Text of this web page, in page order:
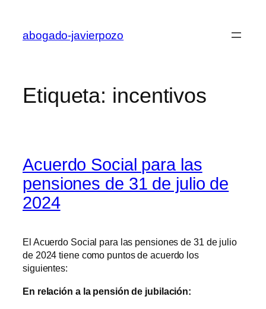
contenido
abogado-javierpozo
Etiqueta: incentivos
Acuerdo Social para las
pensiones de 31 de julio de
2024
El Acuerdo Social para las pensiones de 31 de julio
de 2024 tiene como puntos de acuerdo los
siguientes:
En relación a la pensión de jubilación: